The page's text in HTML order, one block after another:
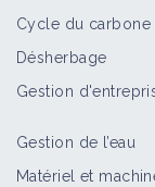
Cycle du carbone
Désherbage
Gestion
Gestion de l’eau
Matériel et